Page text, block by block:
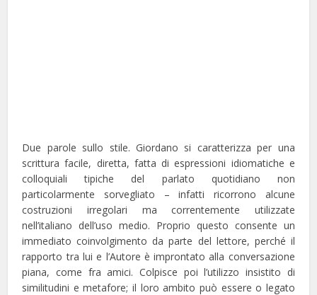
Due parole sullo stile. Giordano si caratterizza per una
scrittura facile, diretta, fatta di espressioni idiomatiche e
colloquiali tipiche del parlato quotidiano non
particolarmente sorvegliato – infatti ricorrono alcune
costruzioni irregolari ma correntemente utilizzate
nell’italiano dell’uso medio. Proprio questo consente un
immediato coinvolgimento da parte del lettore, perché il
rapporto tra lui e l’Autore è improntato alla conversazione
piana, come fra amici. Colpisce poi l’utilizzo insistito di
similitudini e metafore; il loro ambito può essere o legato